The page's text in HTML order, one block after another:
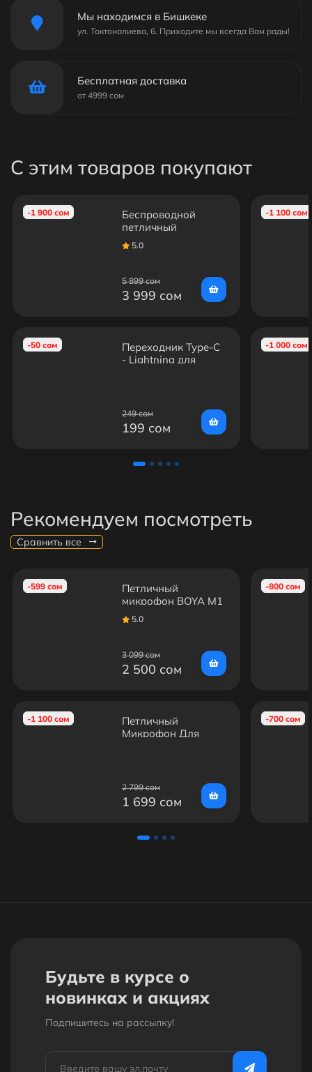
Мы находимся в Бишкеке
ул. Токтоналиева, 6. Приходите мы всегда Вам рады!
Бесплатная доставка
от 4999 сом
С этим товаров покупают
-1 900 сом
Беспроводной
петличный
микрофон N3 для
iPhone (Одинарный)
5.0
5 899 сом
3 999 сом
-50 сом
Переходник Type-C
- Lightning для
249 сом
199 сом
-1 100 сом
-1 000 сом
Рекомендуем посмотреть
Сравнить все
-599 сом
Петличный
микрофон BOYA M1
(6М)
5.0
3 099 сом
2 500 сом
-1 100 сом
Петличный
Микрофон Для
2 799 сом
1 699 сом
-800 сом
-700 сом
Будьте в курсе о
новинках и акциях
Подпишитесь на рассылкy!